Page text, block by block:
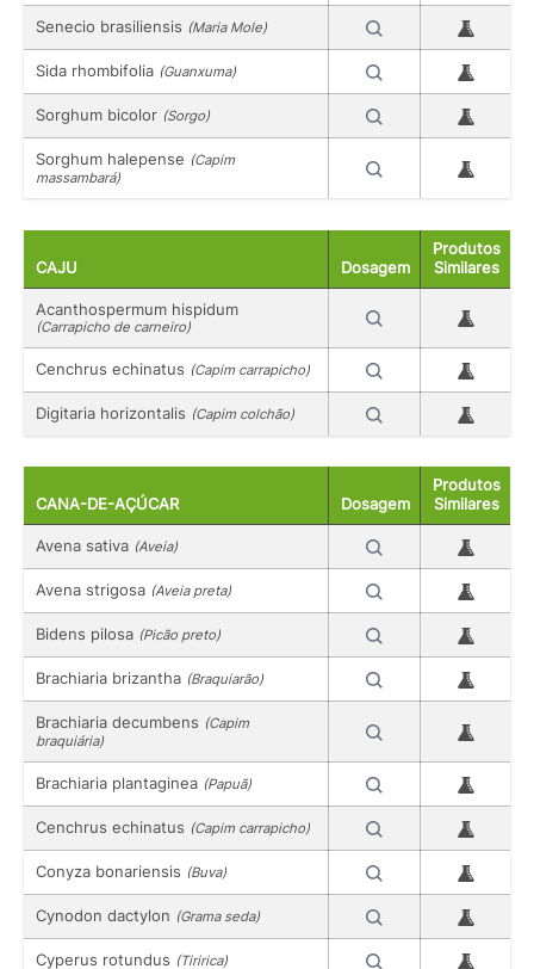
Senecio brasiliensis (Maria Mole)
Sida rhombifolia (Guanxuma)
Sorghum bicolor (Sorgo)
Sorghum halepense (Capim
massambará)
CAJU Dosagem
Produtos
Similares
Acanthospermum hispidum
(Carrapicho de carneiro)
Cenchrus echinatus (Capim carrapicho)
Digitaria horizontalis (Capim colchão)
CANA-DE-AÇÚCAR Dosagem
Produtos
Similares
Avena sativa (Aveia)
Avena strigosa (Aveia preta)
Bidens pilosa (Picão preto)
Brachiaria brizantha (Braquiarão)
Brachiaria decumbens (Capim
braquiária)
Brachiaria plantaginea (Papuã)
Cenchrus echinatus (Capim carrapicho)
Conyza bonariensis (Buva)
Cynodon dactylon (Grama seda)
Cyperus rotundus (Tiririca)